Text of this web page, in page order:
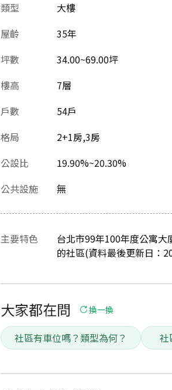
類型
大樓
屋齡
35年
坪數
34.00~69.00坪
樓高
7層
戶數
54戶
格局
2+1房,3房
公設比
19.90%~20.30%
公共設施 無
主要特色
台北市99年100年度公寓
的社區(資料最後更新日：
大家都在問 換一換
社區有車位嗎？類型為何？ 社